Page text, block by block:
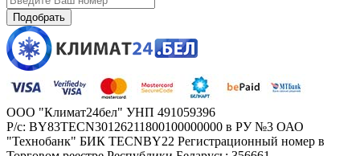
Подобрать
ООО "Климат24бел" УНП 491059396
Р/с: BY83TECN30126211800100000000 в РУ №3 ОАО
"Технобанк" БИК TECNBY22 Регистрационный номер в